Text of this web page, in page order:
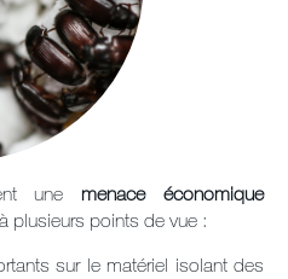
une menace économique
à plusieurs points de vue :
sur le matériel isolant des